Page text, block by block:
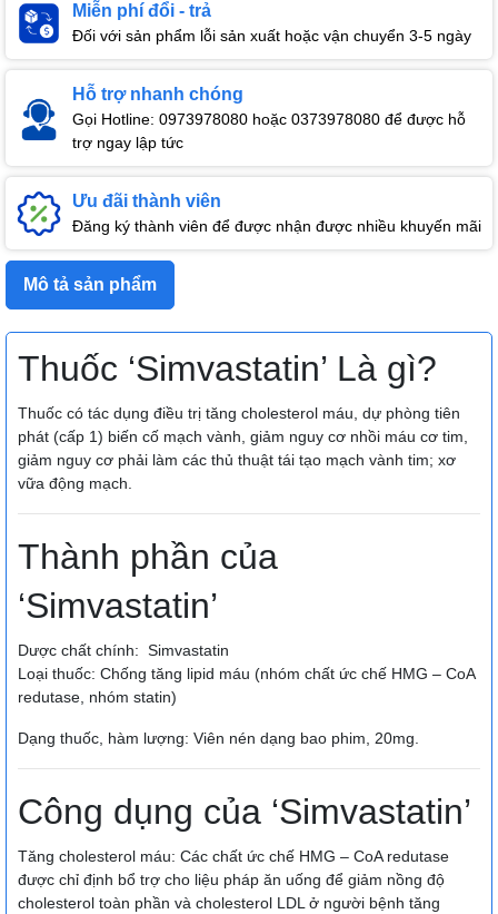
Miễn phí đổi - trả
Đối với sản phẩm lỗi sản xuất hoặc vận chuyển 3-5 ngày
Hỗ trợ nhanh chóng
Gọi Hotline: 0973978080 hoặc 0373978080 để được hỗ
trợ ngay lập tức
Ưu đãi thành viên
Đăng ký thành viên để được nhận được nhiều khuyến mãi
Mô tả sản phẩm
Thuốc ‘Simvastatin’ Là gì?
Thuốc có tác dụng điều trị tăng cholesterol máu, dự phòng tiên
phát (cấp 1) biến cố mạch vành, giảm nguy cơ nhồi máu cơ tim,
giảm nguy cơ phải làm các thủ thuật tái tạo mạch vành tim; xơ
vữa động mạch.
Thành phần của
‘Simvastatin’
Dược chất chính: Simvastatin
Loại thuốc: Chống tăng lipid máu (nhóm chất ức chế HMG – CoA
redutase, nhóm statin)
Dạng thuốc, hàm lượng: Viên nén dạng bao phim, 20mg.
Công dụng của ‘Simvastatin’
Tăng cholesterol máu: Các chất ức chế HMG – CoA redutase
được chỉ định bổ trợ cho liệu pháp ăn uống để giảm nồng độ
cholesterol toàn phần và cholesterol LDL ở người bệnh tăng